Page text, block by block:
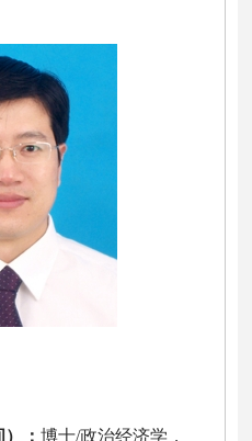
： 博士/政治经济学，